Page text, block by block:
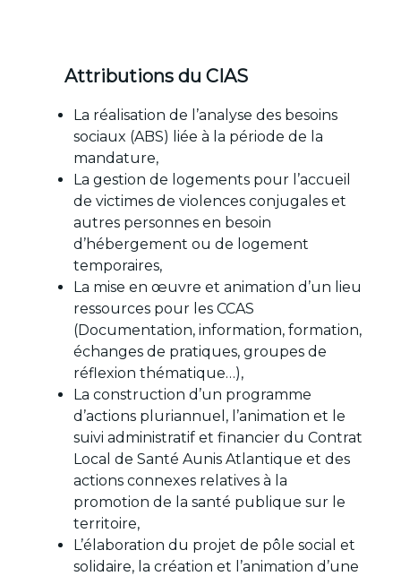
Attributions du CIAS
La réalisation de l’analyse des besoins
sociaux (ABS) liée à la période de la
mandature,
La gestion de logements pour l’accueil
de victimes de violences conjugales et
autres personnes en besoin
d’hébergement ou de logement
temporaires,
La mise en œuvre et animation d’un lieu
ressources pour les CCAS
(Documentation, information, formation,
échanges de pratiques, groupes de
réflexion thématique…),
La construction d’un programme
d’actions pluriannuel, l’animation et le
suivi administratif et financier du Contrat
Local de Santé Aunis Atlantique et des
actions connexes relatives à la
promotion de la santé publique sur le
territoire,
L’élaboration du projet de pôle social et
solidaire, la création et l’animation d’une